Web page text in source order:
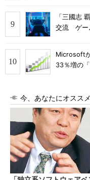
「三國志
交流 ゲー
Microsoft
33％増の「
今、あなたにオススメ